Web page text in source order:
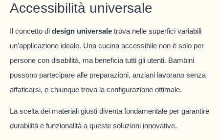
Accessibilità universale
Il concetto di design universale trova nelle superfici variabili
un’applicazione ideale. Una cucina accessibile non è solo per
persone con disabilità, ma beneficia tutti gli utenti. Bambini
possono partecipare alle preparazioni, anziani lavorano senza
affaticarsi, e chiunque trova la configurazione ottimale.
La scelta dei materiali giusti diventa fondamentale per garantire
durabilità e funzionalità a queste soluzioni innovative.